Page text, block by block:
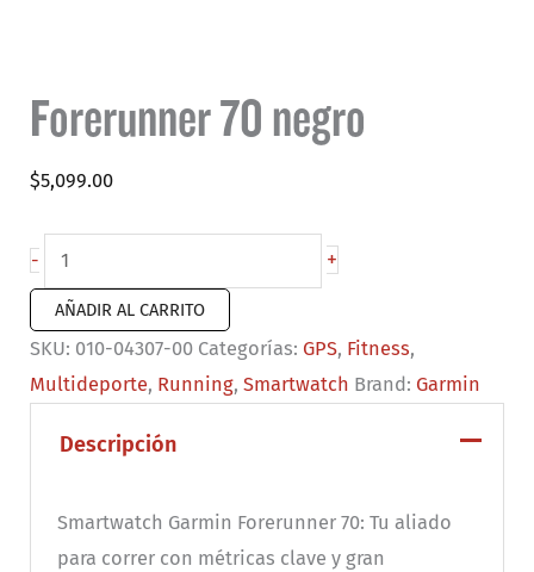
Forerunner 70 negro
$5,099.00
-
Forerunner
70
negro
cantidad
+
AÑADIR AL CARRITO
SKU: 010-04307-00 Categorías: GPS, Fitness,
Multideporte, Running,Smartwatch Brand: Garmin
Descripción
Smartwatch Garmin Forerunner 70: Tu aliado
para correr con métricas clave y gran